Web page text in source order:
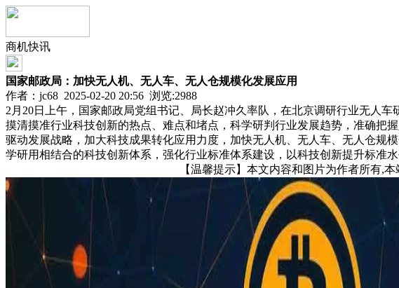
商机快讯
国家邮政局：加快无人机、无人车、无人仓规模化发展应用
作者：jc68 2025-02-20 20:56 浏览:2988
2月20日上午，国家邮政局党组书记、局长赵冲久率队，在北京调研行业无人
摸清摸准行业科技创新的热点、难点和堵点，科学研判行业发展趋势，准确把
驱动发展战略，加大科技成果转化应用力度，加快无人机、无人车、无人仓规
学研用相结合的科技创新体系，强化行业标准体系建设，以科技创新提升标准
【温馨提示】本文内容和图片为作者所有,